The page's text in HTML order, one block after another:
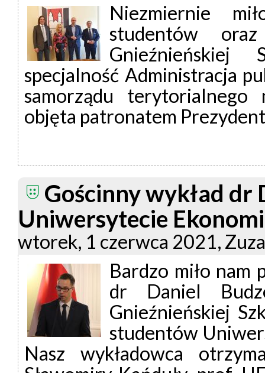
Niezmiernie
studentów oraz
specjalność Administracja
samorządu terytorialnego
objęta patronatem
Gościnny wykład dr
Uniwersytecie
wtorek, 1 czerwca 2021,
Bardzo miło nam
dr Daniel
Gnieźnieńskiej
studentów
Nasz wykładowca